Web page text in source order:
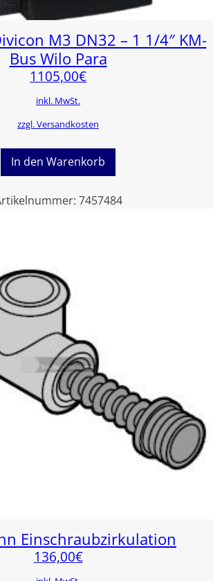
M3 DN32 – 1 1/4″ KM-
Bus Wilo Para
1105,00€
inkl. MwSt.
zzgl. Versandkosten
In den Warenkorb
7457484
Einschraubzirkulation
136,00€